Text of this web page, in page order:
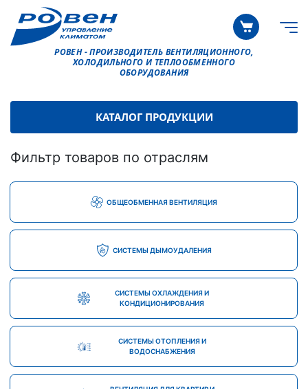
РОВЕН - ПРОИЗВОДИТЕЛЬ ВЕНТИЛЯЦИОННОГО,
ХОЛОДИЛЬНОГО И ТЕПЛООБМЕННОГО
ОБОРУДОВАНИЯ
КАТАЛОГ ПРОДУКЦИИ
Фильтр товаров по отраслям
ОБЩЕОБМЕННАЯ ВЕНТИЛЯЦИЯ
СИСТЕМЫ ДЫМОУДАЛЕНИЯ
СИСТЕМЫ ОХЛАЖДЕНИЯ И
КОНДИЦИОНИРОВАНИЯ
СИСТЕМЫ ОТОПЛЕНИЯ И
ВОДОСНАБЖЕНИЯ